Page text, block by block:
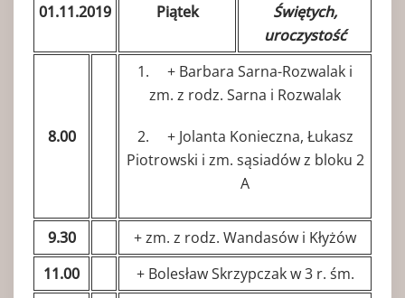
01.11.2019 Piątek
Świętych,
uroczystość
8.00
1. + Barbara Sarna-Rozwalak i
zm. z rodz. Sarna i Rozwalak
2. + Jolanta Konieczna, Łukasz
Piotrowski i zm. sąsiadów z bloku 2
A
9.30
+ zm. z rodz. Wandasów i Kłyżów
11.00
+ Bolesław Skrzypczak w 3 r. śm.